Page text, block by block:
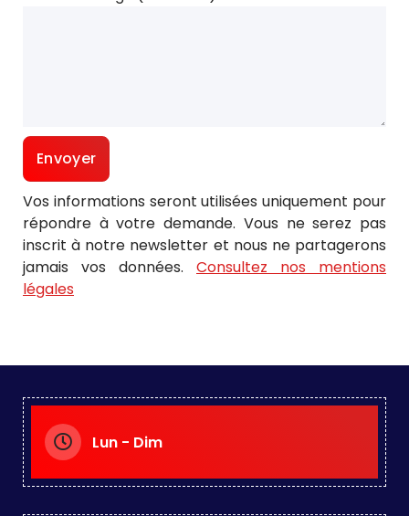
Vos informations seront utilisées uniquement pour
répondre à votre demande. Vous ne serez pas
inscrit à notre newsletter et nous ne partagerons
jamais vos données. Consultez nos mentions
légales
Lun - Dim